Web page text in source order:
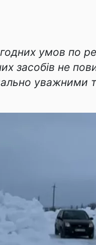
умов по
засобів не
уважними